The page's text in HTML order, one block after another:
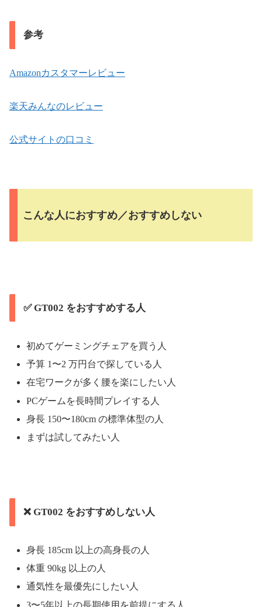
参考
Amazonカスタマーレビュー
楽天みんなのレビュー
公式サイトの口コミ
こんな人におすすめ／おすすめしない
✅ GT002 をおすすめする人
初めてゲーミングチェアを買う人
予算 1〜2 万円台で探している人
在宅ワークが多く腰を楽にしたい人
PCゲームを長時間プレイする人
身長 150〜180cm の標準体型の人
まずは試してみたい人
❌ GT002 をおすすめしない人
身長 185cm 以上の高身長の人
体重 90kg 以上の人
通気性を最優先にしたい人
3〜5年以上の長期使用を前提にする人